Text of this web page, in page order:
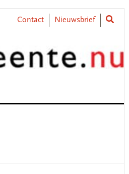
Contact Nieuwsbrief